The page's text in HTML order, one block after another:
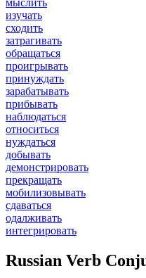
мыслить
изучать
сходить
затрагивать
обращаться
проигрывать
принуждать
зарабатывать
прибывать
наблюдаться
относиться
нуждаться
добывать
демонстрировать
прекращать
мобилизовывать
сдаваться
одалживать
интегрировать
Russian Verb